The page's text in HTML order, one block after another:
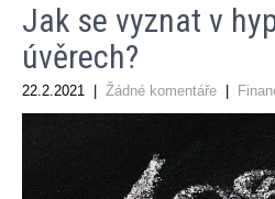
Jak se vyznat v
úvěrech?
22.2.2021 Žádné komentáře